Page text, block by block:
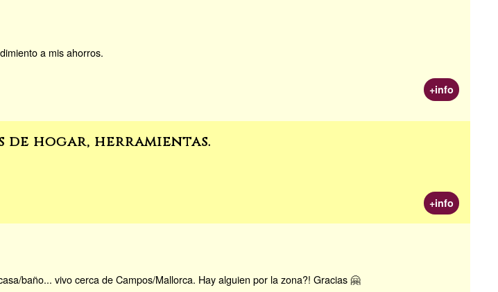
a mis ahorros.
+info
hogar, herramientas.
+info
baño... vivo cerca de Campos/Mallorca. Hay alguien por la zona?! Gracias 🤗